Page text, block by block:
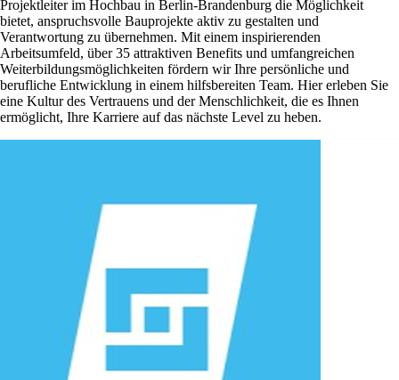
Projektleiter im Hochbau in Berlin-Brandenburg die Möglichkeit
bietet, anspruchsvolle Bauprojekte aktiv zu gestalten und
Verantwortung zu übernehmen. Mit einem inspirierenden
Arbeitsumfeld, über 35 attraktiven Benefits und umfangreichen
Weiterbildungsmöglichkeiten fördern wir Ihre persönliche und
berufliche Entwicklung in einem hilfsbereiten Team. Hier erleben Sie
eine Kultur des Vertrauens und der Menschlichkeit, die es Ihnen
ermöglicht, Ihre Karriere auf das nächste Level zu heben.